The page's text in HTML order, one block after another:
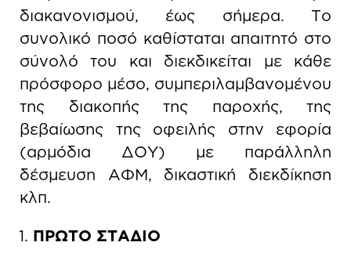
διακανονισμού, έως σήμερα. Το
συνολικό ποσό καθίσταται απαιτητό στο
σύνολό του και διεκδικείται με κάθε
πρόσφορο μέσο, συμπεριλαμβανομένου
της διακοπής της παροχής, της
βεβαίωσης της οφειλής στην εφορία
(αρμόδια ΔΟΥ) με παράλληλη
δέσμευση ΑΦΜ, δικαστική διεκδίκηση
κλπ.
ΠΡΩΤΟ ΣΤΑΔΙΟ